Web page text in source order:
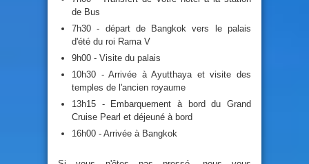
de Bus
7h30 - départ de Bangkok vers le palais
d'été du roi Rama V
9h00 - Visite du palais
10h30 - Arrivée à Ayutthaya et visite des
temples de l'ancien royaume
13h15 - Embarquement à bord du Grand
Cruise Pearl et déjeuné à bord
16h00 - Arrivée à Bangkok